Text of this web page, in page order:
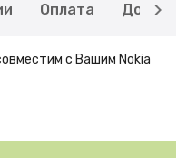
Оплата
с Вашим Nokia